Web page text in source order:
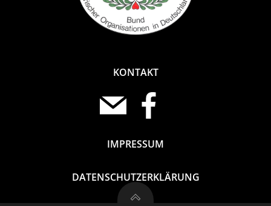
KONTAKT
IMPRESSUM
DATENSCHUTZERKLÄRUNG